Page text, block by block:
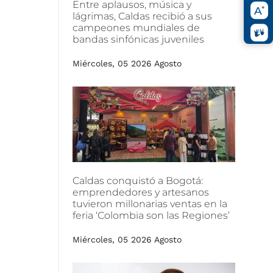
Entre aplausos, música y
lágrimas, Caldas recibió a sus
campeones mundiales de
bandas sinfónicas juveniles
Miércoles, 05 2026 Agosto
Caldas conquistó a Bogotá:
emprendedores y artesanos
tuvieron millonarias ventas en la
feria ‘Colombia son las Regiones’
Miércoles, 05 2026 Agosto